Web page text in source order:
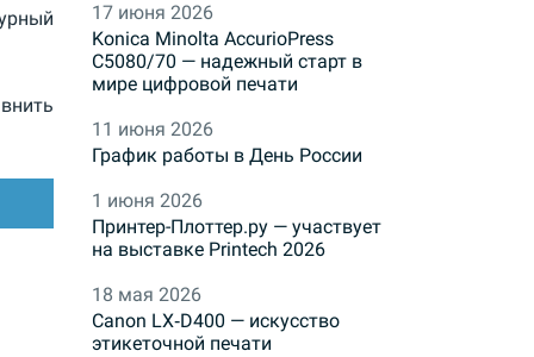
17 июня 2026
Konica Minolta AccurioPress
C5080/70 — надежный старт в
мире цифровой печати
11 июня 2026
График работы в День России
1 июня 2026
Принтер-Плоттер.ру — участвует
на выставке Printech 2026
18 мая 2026
Canon LX‑D400 — искусство
этикеточной печати